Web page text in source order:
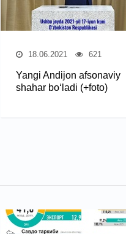
18.06.2021 621
Yangi Andijon afsonaviy
shahar bo‘ladi (+foto)